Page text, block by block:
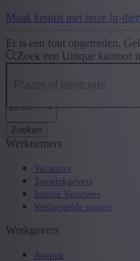
Maak kennis met onze hr-
Er is een fout opgetreden.
Zoek een Unique kantoor
Zoeken
Werknemers
Vacatures
Topwerkgevers
Interne Vacatures
Veelgestelde vragen
Werkgevers
Aanpak